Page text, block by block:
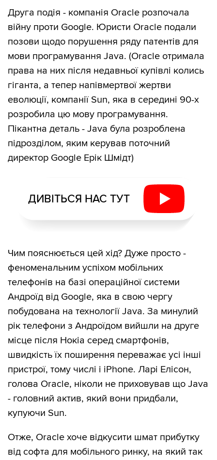
Друга подія - компанія Oracle розпочала
війну проти Google. Юристи Oracle подали
позови щодо порушення ряду патентів для
мови програмування Java. (Oracle отримала
права на них після недавньої купівлі колись
гіганта, а тепер напівмертвої жертви
еволюції, компанії Sun, яка в середині 90-х
розробила цю мову програмування.
Пікантна деталь - Java була розроблена
підрозділом, яким керував поточний
директор Google Ерік Шмідт)
ДИВІТЬСЯ НАС ТУТ
Чим пояснюється цей хід? Дуже просто -
феноменальним успіхом мобільних
телефонів на базі операційної системи
Андроїд від Google, яка в свою чергу
побудована на технології Java. За минулий
рік телефони з Андроїдом вийшли на друге
місце після Нокіа серед смартфонів,
швидкість їх поширення переважає усі інші
пристрої, тому числі і iPhone. Ларі Елісон,
голова Oracle, ніколи не приховував що Java
- головний актив, який вони придбали,
купуючи Sun.
Отже, Oracle хоче відкусити шмат прибутку
від софта для мобільного ринку, на який так